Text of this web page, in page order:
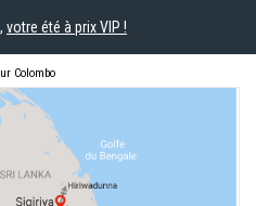
votre été à prix VIP !
Colombo